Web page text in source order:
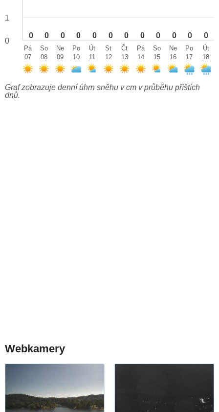
0 0 0 0 0 0 0 0 0 0 0 0
1
0
Pá
07
So
08
Ne
09
Po
10
Út
11
St
12
Čt
13
Pá
14
So
15
Ne
16
Po
17
Út
18
Graf zobrazuje denní úhrn sněhu v cm v průběhu příštích
dnů.
Webkamery